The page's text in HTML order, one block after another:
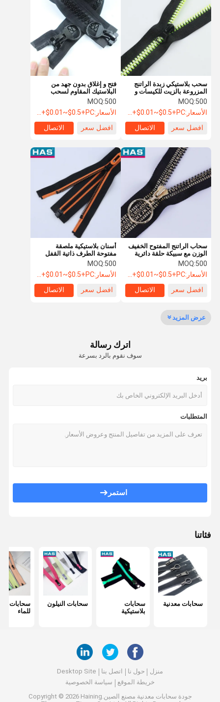
المنتجات
عرض الواقع
الافتراضي
جولة في
ضبط الجودة طلب اقتباس
سحابات مقاومة للماء
سحاب الماس
أزرار معدنية مخصصة
سحب بلاستيكي زبدة الراتنج
المزروعة بالزيت للكيسات و
السراويل
MOQ:500
الأسعار:USD+$0.01~$0.5+PC
افضل سعر
الاتصال
فتح و إغلاق بدون جهد من
البلاستيك المقاوم لسحب
السحابات النيلونية للعمل
بسلاسة
MOQ:500
الأسعار:USD+$0.01~$0.5+PC
افضل سعر
الاتصال
سحاب الراتنج المفتوح الخفيف
الوزن مع سبيكة حلقة دائرية
مطلية بالذهب للملابس
والسراويل عينة
MOQ:500
الأسعار:USD+$0.01~$0.5+PC
افضل سعر
الاتصال
أسنان بلاستيكية ملصقة
مفتوحة الطرف ذاتية القفل
السحاب الراتنج مع شعار
مخصص واللون
MOQ:500
الأسعار:USD+$0.01~$0.5+PC
افضل سعر
الاتصال
عرض المزيد
اترك رسالة
سوف نقوم بالرد بسرعة
بريد
المتطلبات
استمر
فئاتنا
سحابات معدنية
سحابات
بلاستيكية
سحابات النيلون
سحابات
للماء
منزل حول نا اتصل بنا
Desktop Site
خريطة الموقع
سياسة الخصوصية
جودة سحابات معدنية
مصنع الصين.Copyright © 2026 Haining